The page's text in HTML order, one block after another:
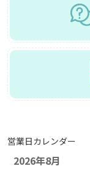
営業日カレンダー
2026年8月